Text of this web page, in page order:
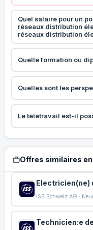
Quel salaire pour un
réseaux distribution
réseaux distribution
Quelle formation ou
Quelles sont les
Le télétravail est-il
Offres similaires
Electricien(ne)
ISS Schweiz AG ·
Technicien:e